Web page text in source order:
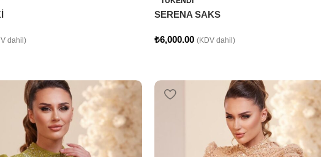
dahil)
SERENA SAKS
₺6,000.00 (KDV dahil)